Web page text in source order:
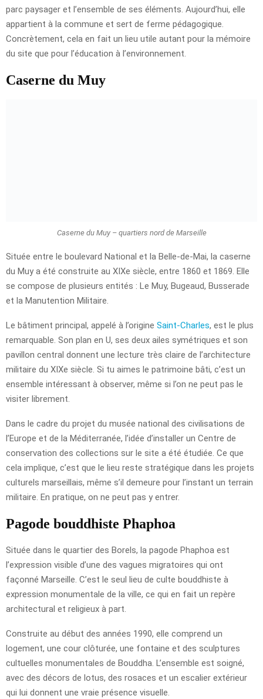
parc paysager et l’ensemble de ses éléments. Aujourd’hui, elle
appartient à la commune et sert de ferme pédagogique.
Concrètement, cela en fait un lieu utile autant pour la mémoire
du site que pour l’éducation à l’environnement.
Caserne du Muy
Caserne du Muy – quartiers nord de Marseille
Située entre le boulevard National et la Belle-de-Mai, la caserne
du Muy a été construite au XIXe siècle, entre 1860 et 1869. Elle
se compose de plusieurs entités : Le Muy, Bugeaud, Busserade
et la Manutention Militaire.
Le bâtiment principal, appelé à l’origine Saint-Charles, est le plus
remarquable. Son plan en U, ses deux ailes symétriques et son
pavillon central donnent une lecture très claire de l’architecture
militaire du XIXe siècle. Si tu aimes le patrimoine bâti, c’est un
ensemble intéressant à observer, même si l’on ne peut pas le
visiter librement.
Dans le cadre du projet du musée national des civilisations de
l’Europe et de la Méditerranée, l’idée d’installer un Centre de
conservation des collections sur le site a été étudiée. Ce que
cela implique, c’est que le lieu reste stratégique dans les projets
culturels marseillais, même s’il demeure pour l’instant un terrain
militaire. En pratique, on ne peut pas y entrer.
Pagode bouddhiste Phaphoa
Située dans le quartier des Borels, la pagode Phaphoa est
l’expression visible d’une des vagues migratoires qui ont
façonné Marseille. C’est le seul lieu de culte bouddhiste à
expression monumentale de la ville, ce qui en fait un repère
architectural et religieux à part.
Construite au début des années 1990, elle comprend un
logement, une cour clôturée, une fontaine et des sculptures
cultuelles monumentales de Bouddha. L’ensemble est soigné,
avec des décors de lotus, des rosaces et un escalier extérieur
qui lui donnent une vraie présence visuelle.